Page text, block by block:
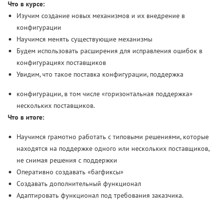
Что в курсе:
Изучим создание новых механизмов и их внедрение в
конфигурации
Научимся менять существующие механизмы
Будем использовать расширения для исправления ошибок в
конфигурациях поставщиков
Увидим, что такое поставка конфигурации, поддержка
конфигурации, в том числе «горизонтальная поддержка»
нескольких поставщиков.
Что в итоге:
Научимся грамотно работать с типовыми решениями, которые
находятся на поддержке одного или нескольких поставщиков,
не снимая решения с поддержки
Оперативно создавать «багфиксы»
Создавать дополнительный функционал
Адаптировать функционал под требования заказчика.